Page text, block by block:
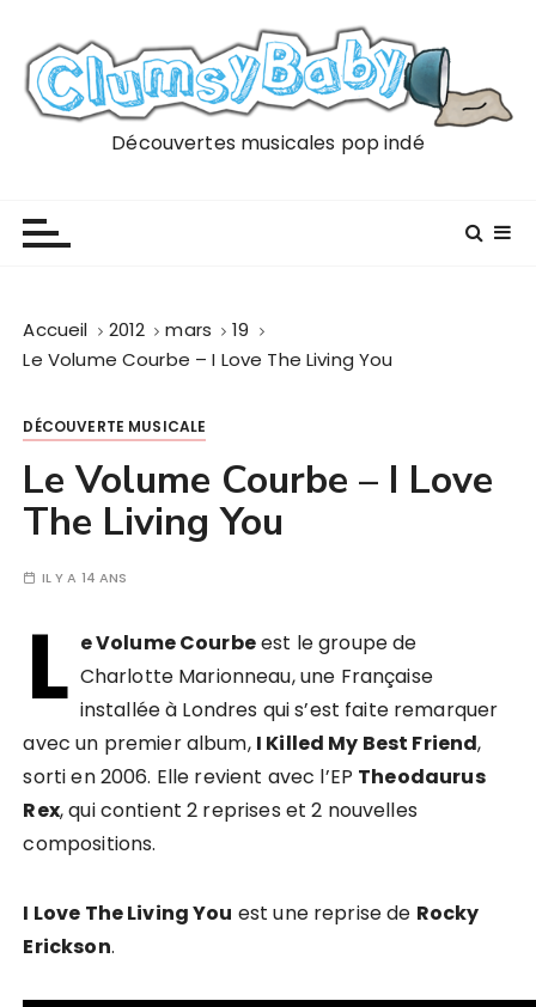
Découvertes musicales pop indé
Accueil 2012 mars
19
Le Volume Courbe – I Love The Living You
DÉCOUVERTE MUSICALE
Le Volume Courbe – I Love
The Living You
IL Y A 14 ANS
L e Volume Courbeest le groupe de
Charlotte Marionneau, une Française
installée à Londres qui s’est faite remarquer
avec un premier album, I Killed My Best Friend,
sorti en 2006. Elle revient avec l’EP Theodaurus
Rex, qui contient 2 reprises et 2 nouvelles
compositions.
I Love The Living You est une reprise de Rocky
Erickson.